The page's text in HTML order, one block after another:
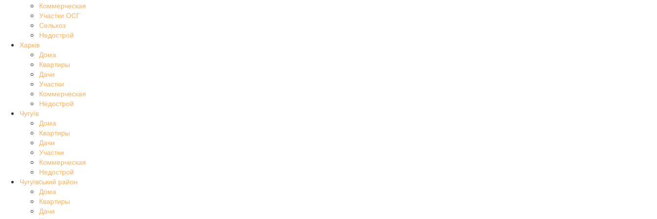
Коммерческая
Участки ОСГ
Сельхоз
Недострой
Харків
Дома
Квартиры
Дачи
Участки
Коммерческая
Недострой
Чугуїв
Дома
Квартиры
Дачи
Участки
Коммерческая
Недострой
Чугуївcький район
Дома
Квартиры
Дачи